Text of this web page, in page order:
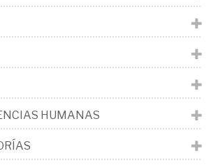
HUMANAS